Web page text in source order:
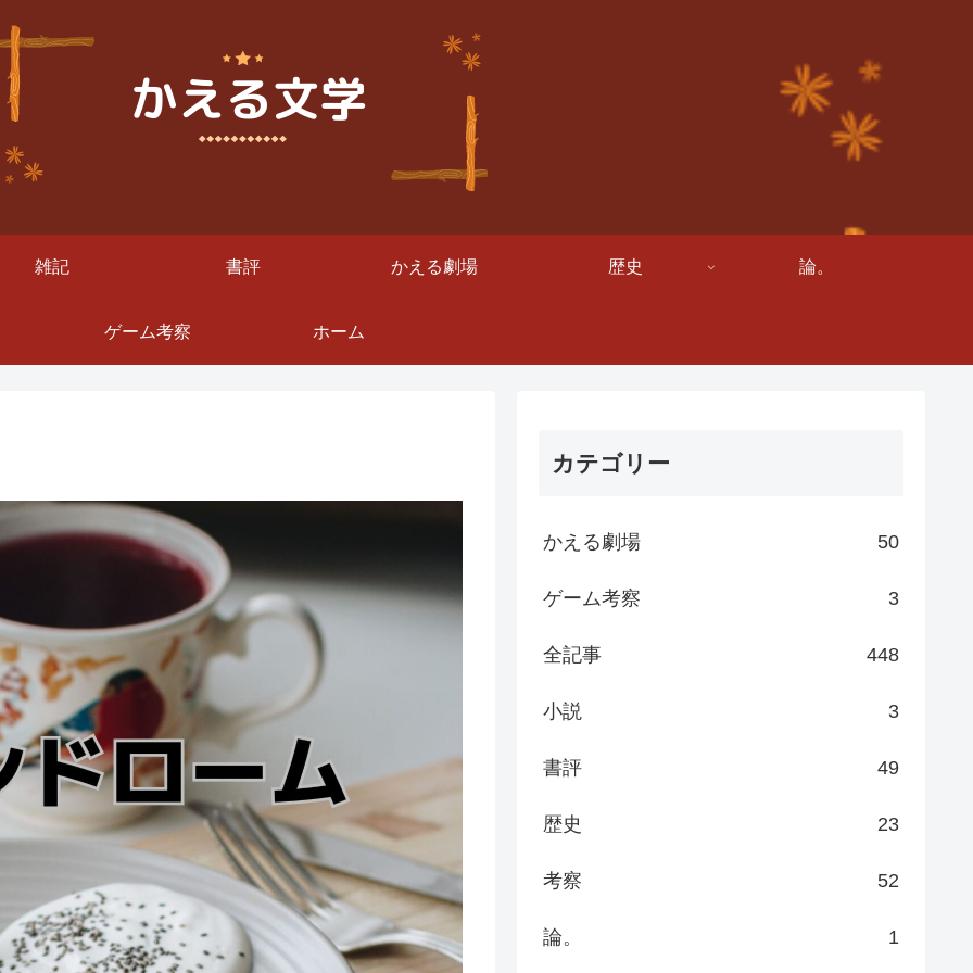
雑記 書評 かえる劇場 歴史 論。
ゲーム考察 ホーム
カテゴリー
かえる劇場 50
ゲーム考察 3
全記事 448
小説 3
書評 49
歴史 23
考察 52
論。 1